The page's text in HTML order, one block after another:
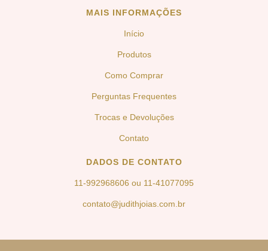
MAIS INFORMAÇÕES
Início
Produtos
Como Comprar
Perguntas Frequentes
Trocas e Devoluções
Contato
DADOS DE CONTATO
11-992968606 ou 11-41077095
contato@judithjoias.com.br